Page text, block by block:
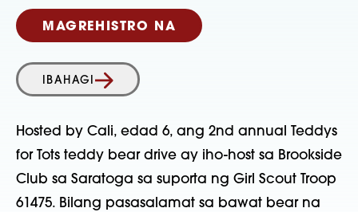
MAGREHISTRO NA
IBAHAGI
Hosted by Cali, edad 6, ang 2nd annual Teddys
for Tots teddy bear drive ay iho-host sa Brookside
Club sa Saratoga sa suporta ng Girl Scout Troop
61475. Bilang pasasalamat sa bawat bear na